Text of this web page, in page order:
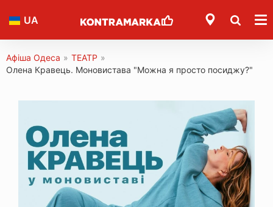
UA
Афіша Одеса » ТЕАТР »
Олена Кравець. Моновистава "Можна я просто посиджу?"